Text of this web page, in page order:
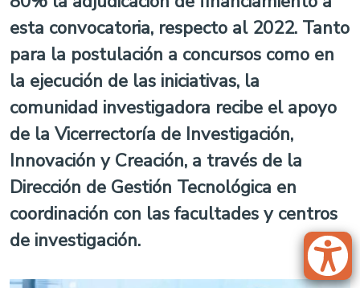
esta convocatoria, respecto al 2022. Tanto
para la postulación a concursos como en
la ejecución de las iniciativas, la
comunidad investigadora recibe el apoyo
de la Vicerrectoría de Investigación,
Innovación y Creación, a través de la
Dirección de Gestión Tecnológica en
coordinación con las facultades y centros
de investigación.